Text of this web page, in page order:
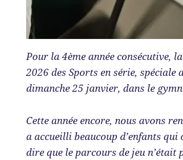
Pour la 4ème année consécutive,
2026 des Sports en série,
dimanche 25 janvier, dans le
Cette année encore, nous avons
a accueilli beaucoup d’enfants
dire que le parcours de jeu n’était